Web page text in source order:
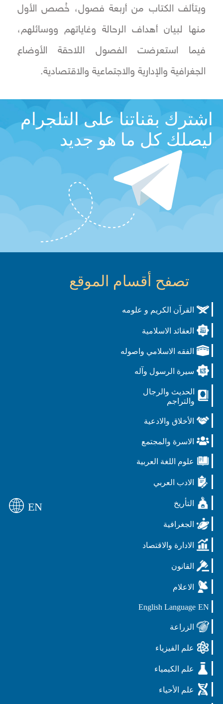
ويتألف الكتاب من أربعة فصول، خُصص الأول
منها لبيان أهداف الرحالة وغاياتهم ووسائلهم،
فيما استعرضت الفصول اللاحقة الأوضاع
الجغرافية والإدارية والاجتماعية والاقتصادية.
اشترك بقناتنا على التلجرام
ليصلك كل ما هو جديد
تصفح أقسام الموقع
القرآن الكريم و علومه
العقائد الاسلامية
الفقه الاسلامي واصوله
سيرة الرسول وآله
الحديث والرجال
والتراجم
الأخلاق والادعية
الاسرة والمجتمع
علوم اللغة العربية
الادب العربي
التأريخ
الجغرافية
الادارة والاقتصاد
القانون
الاعلام
EN
English Language
الزراعة
علم الفيزياء
علم الكيمياء
علم الأحياء
EN